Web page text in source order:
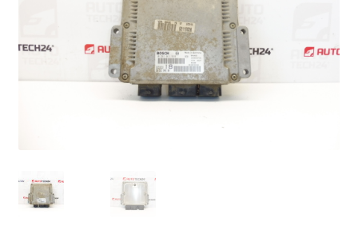
Płatności
Polityka prywatności
Skarga